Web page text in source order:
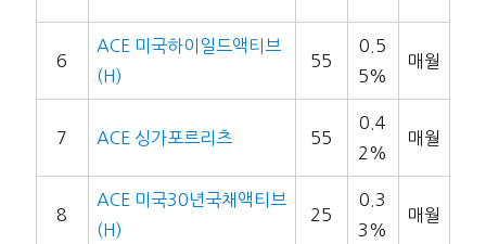
6
ACE 미국하이일드액티브
(H)
55
0.5
5%
매월
7 ACE 싱가포르리츠 55
0.4
2%
매월
8
ACE 미국30년국채액티브
(H)
25
0.3
3%
매월